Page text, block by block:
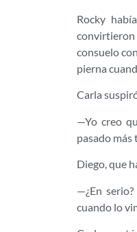
Rocky
convirtieron
consuelo
pierna
Carla
—Yo creo
pasado más
Diego, que
—¿En
cuando lo